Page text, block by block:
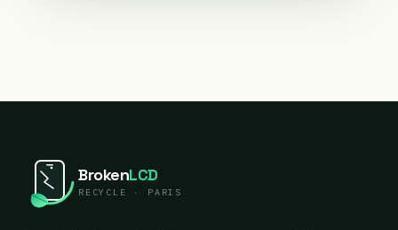
BrokenLCD
RECYCLE · PARIS